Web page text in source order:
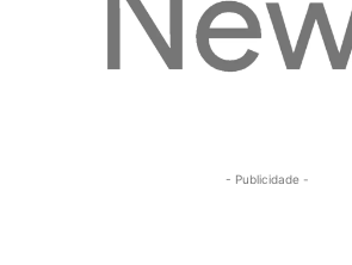
- Publicidade -